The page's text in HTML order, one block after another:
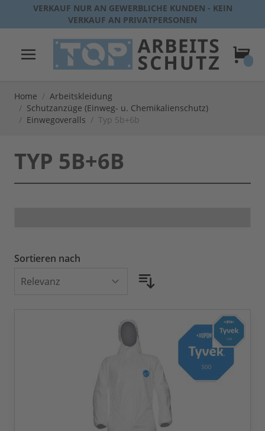
Direkt zum Inhalt
VERKAUF NUR AN GEWERBLICHE KUNDEN - KEIN
VERKAUF AN PRIVATPERSONEN
Home / Arbeitskleidung
/ Schutzanzüge (Einweg- u. Chemikalienschutz)
/ Einwegoveralls / Typ 5b+6b
TYP 5B+6B
Sortieren nach